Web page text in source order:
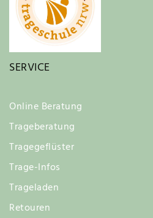
SERVICE
Online Beratung
Trageberatung
Tragegeflüster
Trage-Infos
Trageladen
Retouren